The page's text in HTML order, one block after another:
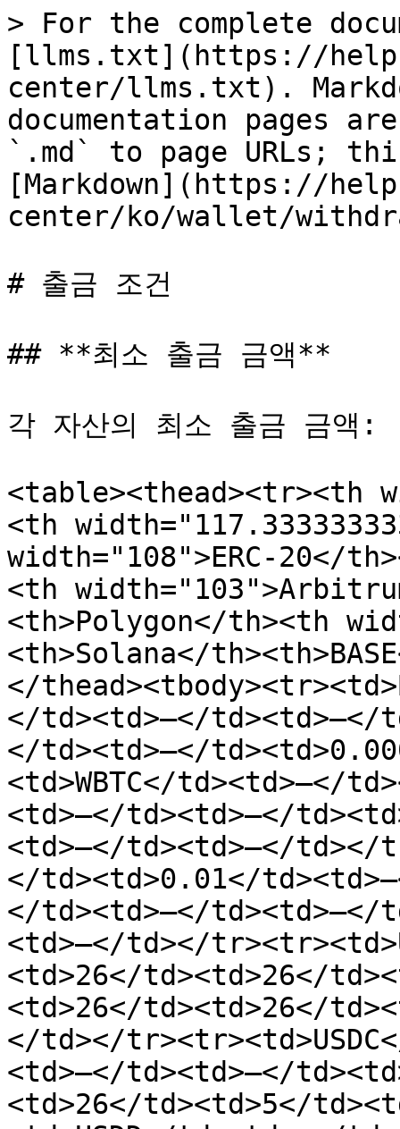
> For the complete
[llms.txt](https://
center/llms.txt).
documentation pages
`.md` to page URLs;
[Markdown](https://
center/ko/wallet/
# 출금 조건
## **최소 출금 금액**
각 자산의 최소 출금 금액:
<table><thead><tr><th
<th
width="108">ERC-20</
<th
<th>Polygon</th><th
<th>Solana</
</
</td><td>—</td><td>—</
</td><td>—</
<td>WBTC</td><td>—</
<td>—</td><td>—</
<td>—</td><td>—</td></
</td><td>0.01</
</td><td>—</td><td>—</
<td>—</td></
<td>26</td><td>26</
<td>26</td><td>26</
</td></
<td>—</td><td>—</
<td>26</td><td>5</